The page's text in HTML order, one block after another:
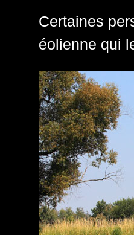
Certaines
éolienne qui